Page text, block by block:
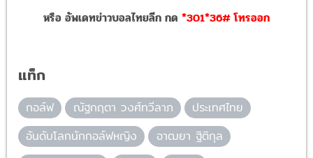
หรือ อัพเดทข่าวบอลไทยลีก กด *301*36# โทรออก
แท็ก
กอล์ฟ ณัฐกฤตา วงศ์ทวีลาภ
ประเทศไทย
อันดับโลกนักกอล์ฟหญิง
อาฒยา ฐิติกุล